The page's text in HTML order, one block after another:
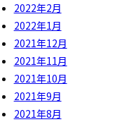
2022年2月
2022年1月
2021年12月
2021年11月
2021年10月
2021年9月
2021年8月